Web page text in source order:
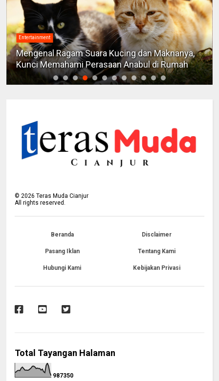
Entertainment
Mengenal Ragam Suara Kucing dan Maknanya,
Kunci Memahami Perasaan Anabul di Rumah
©2026 Teras Muda Cianjur
All rights reserved.
Beranda Disclaimer
Pasang Iklan Tentang Kami
Hubungi Kami Kebijakan Privasi
Total Tayangan Halaman
987350